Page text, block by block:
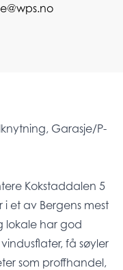
Garasje/P-
Kokstaddalen 5
i et av Bergens mest
lokale har god
få søyler
som proffhandel,